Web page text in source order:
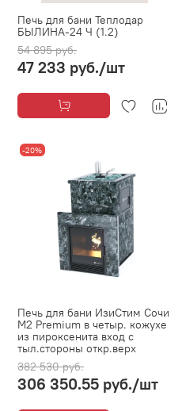
Печь для бани Теплодар
БЫЛИНА-24 Ч (1.2)
54 895 руб.
47 233 руб./шт
-20%
Печь для бани ИзиСтим Сочи
М2 Premium в четыр. кожухе
из пироксенита вход с
тыл.стороны откр.верх
382 530 руб.
306 350.55 руб./шт